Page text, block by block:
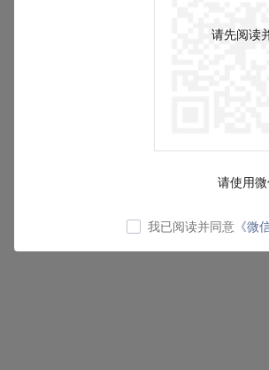
请先阅读
请使用
我已阅读并同意 《微